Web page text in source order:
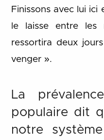
Finissons avec lui
le laisse entre les
ressortira deux
venger ».
La
populaire dit
notre